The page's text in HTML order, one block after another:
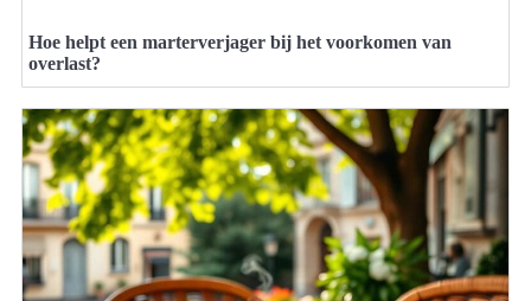
Hoe helpt een marterverjager bij het voorkomen van
overlast?